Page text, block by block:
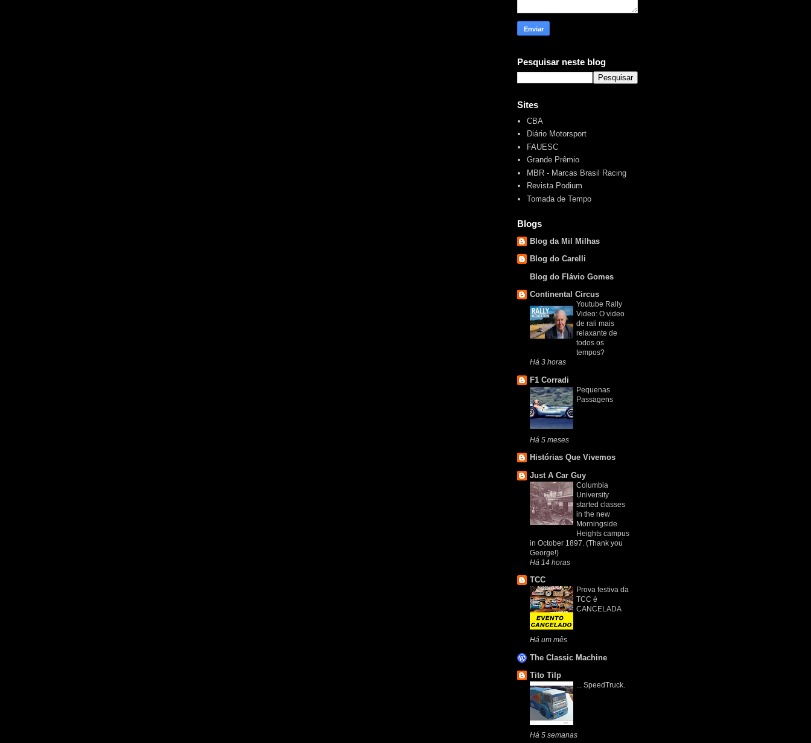
Pesquisar neste blog
Sites
CBA
Diário Motorsport
FAUESC
Grande Prêmio
MBR - Marcas Brasil Racing
Revista Podium
Tomada de Tempo
Blogs
Blog da Mil Milhas
Blog do Carelli
Blog do Flávio Gomes
Continental Circus
Youtube Rally
Video: O video
de rali mais
relaxante de
todos os
tempos?
Há 3 horas
F1 Corradi
Pequenas
Passagens
Há 5 meses
Histórias Que Vivemos
Just A Car Guy
Columbia
University
started classes
in the new
Morningside
Heights campus
in October 1897. (Thank you
George!)
Há 14 horas
TCC
Prova festiva da
TCC é
CANCELADA
Há um mês
The Classic Machine
Tito Tilp
... SpeedTruck.
Há 5 semanas